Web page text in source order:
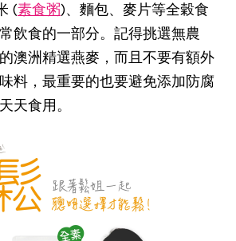
(素食粥)、麵包、麥片等全穀食
飲食的一部分。記得挑選無農
澳洲精選燕麥，而且不要有額外
料，最重要的也要避免添加防腐
天食用。